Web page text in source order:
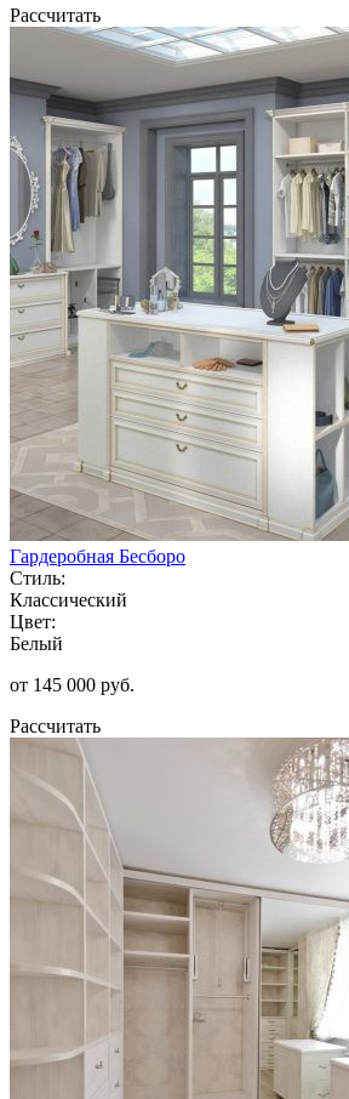
Рассчитать
Гардеробная Бесборо
Стиль:
Классический
Цвет:
Белый
от 145 000 руб.
Рассчитать